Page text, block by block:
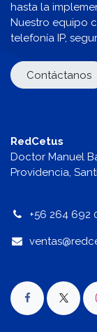
hasta la
Nuestro equipo
telefonía IP,
Contáctanos
RedCetus
Doctor Manuel
Providencia,
+56 264 692
v